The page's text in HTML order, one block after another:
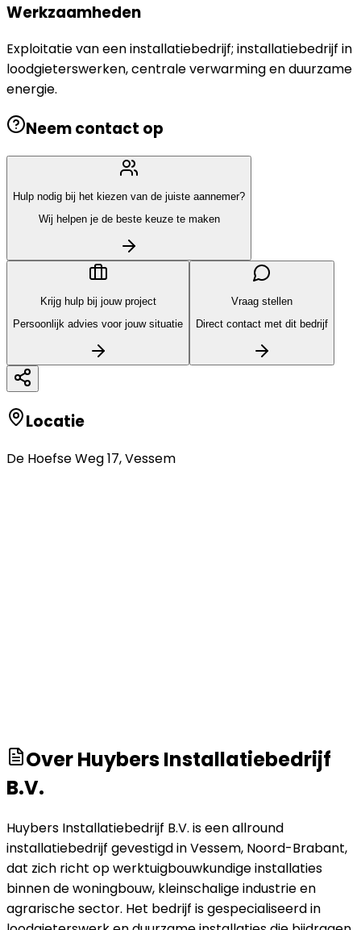
Werkzaamheden
Exploitatie van een installatiebedrijf; installatiebedrijf in
loodgieterswerken, centrale verwarming en duurzame
energie.
Neem contact op
Hulp nodig bij het kiezen van de juiste aannemer?
Wij helpen je de beste keuze te maken
Krijg hulp bij jouw project
Persoonlijk advies voor jouw situatie
Vraag stellen
Direct contact met dit bedrijf
Locatie
De Hoefse Weg 17,Vessem
OverHuybers Installatiebedrijf
B.V.
Huybers Installatiebedrijf B.V. is een allround
installatiebedrijf gevestigd in Vessem, Noord-Brabant,
dat zich richt op werktuigbouwkundige installaties
binnen de woningbouw, kleinschalige industrie en
agrarische sector. Het bedrijf is gespecialiseerd in